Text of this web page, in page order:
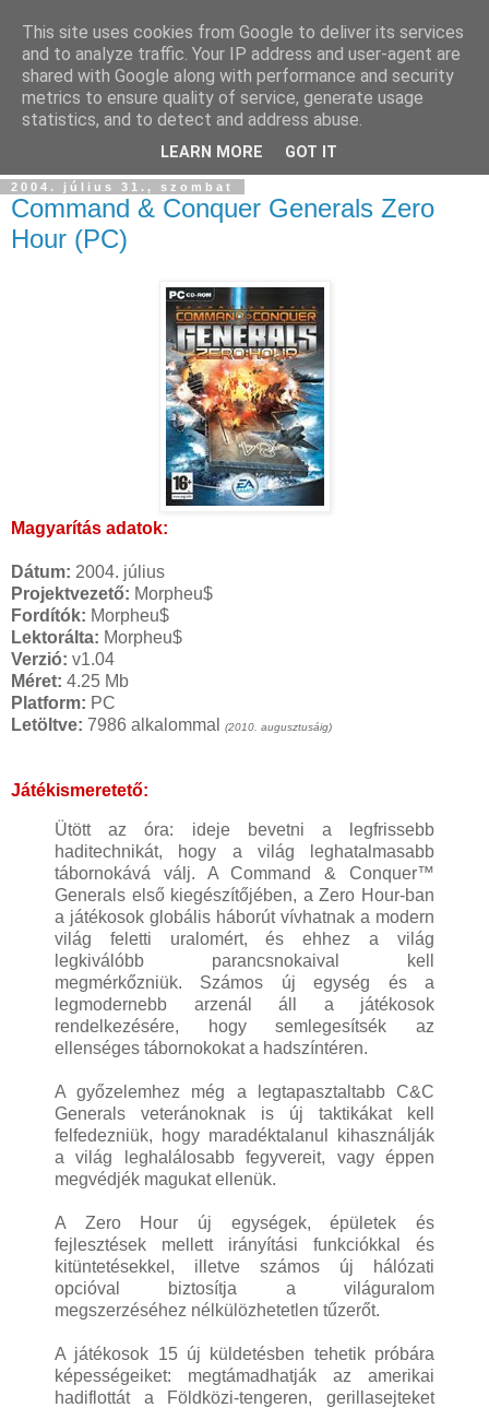
2004. július 31., szombat
Command & Conquer Generals Zero
Hour (PC)
Magyarítás adatok:
Dátum: 2004. július
Projektvezető: Morpheu$
Fordítók: Morpheu$
Lektorálta: Morpheu$
Verzió: v1.04
Méret: 4.25 Mb
Platform: PC
Letöltve: 7986 alkalommal (2010. augusztusáig)
Játékismeretető:
Ütött az óra: ideje bevetni a legfrissebb
haditechnikát, hogy a világ leghatalmasabb
tábornokává válj. A Command & Conquer™
Generals első kiegészítőjében, a Zero Hour-ban
a játékosok globális háborút vívhatnak a modern
világ feletti uralomért, és ehhez a világ
legkiválóbb parancsnokaival kell
megmérkőzniük. Számos új egység és a
legmodernebb arzenál áll a játékosok
rendelkezésére, hogy semlegesítsék az
ellenséges tábornokokat a hadszíntéren.
A győzelemhez még a legtapasztaltabb C&C
Generals veteránoknak is új taktikákat kell
felfedezniük, hogy maradéktalanul kihasználják
a világ leghalálosabb fegyvereit, vagy éppen
megvédjék magukat ellenük.
A Zero Hour új egységek, épületek és
fejlesztések mellett irányítási funkciókkal és
kitüntetésekkel, illetve számos új hálózati
opcióval biztosítja a világuralom
megszerzéséhez nélkülözhetetlen tűzerőt.
A játékosok 15 új küldetésben tehetik próbára
képességeiket: megtámadhatják az amerikai
hadiflottát a Földközi-tengeren, gerillasejteket
This site uses cookies from Google to deliver its services
and to analyze traffic. Your IP address and user-agent are
shared with Google along with performance and security
metrics to ensure quality of service, generate usage
statistics, and to detect and address abuse.
LEARN MORE GOT IT